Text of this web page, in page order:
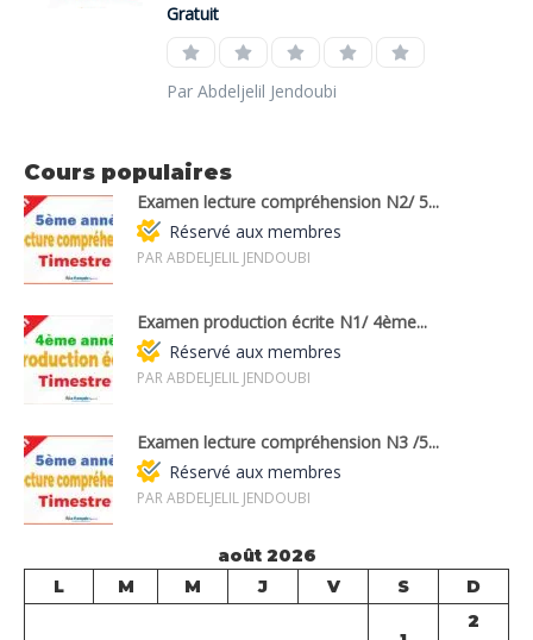
Gratuit
Par Abdeljelil Jendoubi
Cours populaires
Examen lecture compréhension N2/ 5...
Réservé aux membres
PAR ABDELJELIL JENDOUBI
Examen production écrite N1/ 4ème...
Réservé aux membres
PAR ABDELJELIL JENDOUBI
Examen lecture compréhension N3 /5...
Réservé aux membres
PAR ABDELJELIL JENDOUBI
août 2026
L
M M J V S D
2